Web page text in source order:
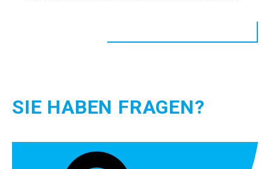
SIE HABEN FRAGEN?